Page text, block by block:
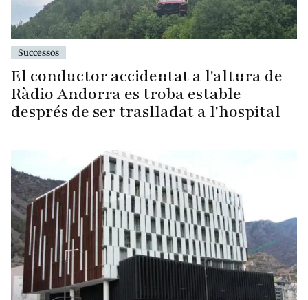
Successos
El conductor accidentat a l'altura de
Ràdio Andorra es troba estable
després de ser traslladat a l'hospital